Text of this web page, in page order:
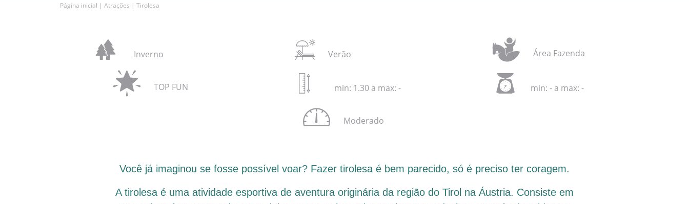
Página inicial | Atrações | Tirolesa
Inverno Verão Área Fazenda
TOP FUN min: 1.30 a max: - min: - a max: -
Moderado
Você já imaginou se fosse possível voar? Fazer tirolesa é bem parecido, só é preciso ter coragem.
A tirolesa é uma atividade esportiva de aventura originária da região do Tirol na Áustria. Consiste em